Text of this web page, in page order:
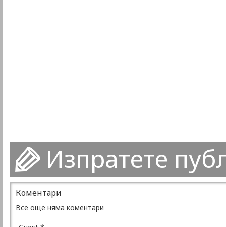
Изпратете
Коментари
Все още няма коментари